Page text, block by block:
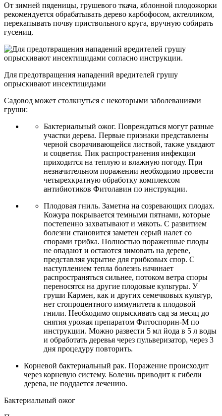
От зимней пяденицы, грушевого ткача, яблонной плодожорки
рекомендуется обрабатывать дерево карбофосом, актелликом,
перекапывать почву приствольного круга, вручную собирать
гусениц.
Для предотвращения нападений вредителей грушу
опрыскивают инсектицидами
Садовод может столкнуться с некоторыми заболеваниями
груши:
Бактериальный ожог. Повреждаться могут разные
участки дерева. Первые признаки представлены
черной сворачивающейся листвой, также увядают
и соцветия. Пик распространения инфекции
приходится на теплую и влажную погоду. При
незначительном поражении необходимо провести
четырехкратную обработку комплексом
антибиотиков Фитолавин по инструкции.
Плодовая гниль. Заметна на созревающих плодах.
Кожура покрывается темными пятнами, которые
постепенно захватывают и мякоть. С развитием
болезни становится заметен серый налет со
спорами грибка. Полностью пораженные плоды
не опадают и остаются зимовать на дереве,
представляя укрытие для грибковых спор. С
наступлением тепла болезнь начинает
распространяться сильнее, потоком ветра споры
переносятся на другие плодовые культуры. У
груши Кармен, как и других семечковых культур,
нет стопроцентного иммунитета к плодовой
гнили. Необходимо опрыскивать сад за месяц до
снятия урожая препаратом Фитоспорин-М по
инструкции. Можно развести 5 мл йода в 5 л воды
и обработать деревья через пульверизатор, через 3
дня процедуру повторить.
Корневой бактериальный рак. Поражение происходит
через корневую систему. Болезнь приводит к гибели
дерева, не поддается лечению.
Бактериальный ожог